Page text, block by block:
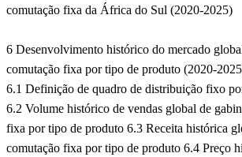
comutação fixa da África do Sul (2020-2025)
6 Desenvolvimento histórico do mercado
comutação fixa por tipo de produto (2020-
6.1 Definição de quadro de distribuição fixo
6.2 Volume histórico de vendas global de
fixa por tipo de produto 6.3 Receita histórica
comutação fixa por tipo de produto 6.4 Preço